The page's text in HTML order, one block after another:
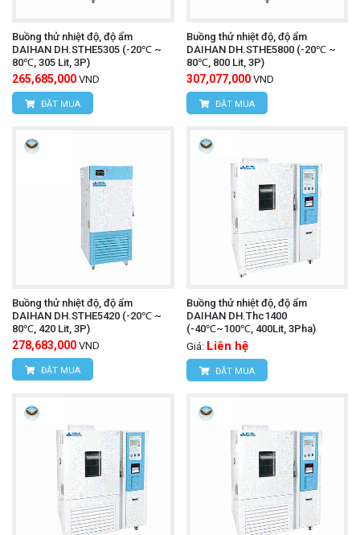
Buồng thử nhiệt độ, độ ẩm
DAIHAN DH.STHE5305 (-20℃ ~
80℃, 305 Lit, 3P)
265,685,000 VND
ĐẶT MUA
Buồng thử nhiệt độ, độ ẩm
DAIHAN DH.STHE5800 (-20℃ ~
80℃, 800 Lit, 3P)
307,077,000 VND
ĐẶT MUA
Buồng thử nhiệt độ, độ ẩm
DAIHAN DH.STHE5420 (-20℃ ~
80℃, 420 Lit, 3P)
278,683,000 VND
ĐẶT MUA
Buồng thử nhiệt độ, độ ẩm
DAIHAN DH.Thc1400
(-40℃~100℃, 400Lit, 3Pha)
Giá: Liên hệ
ĐẶT MUA